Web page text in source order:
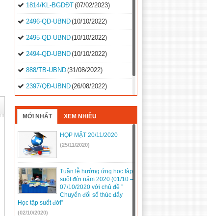
1814/KL-BGDĐT(07/02/2023)
2496-QD-UBND(10/10/2022)
2495-QD-UBND(10/10/2022)
2494-QD-UBND(10/10/2022)
888/TB-UBND(31/08/2022)
2397/QĐ-UBND(26/08/2022)
MỚI NHẤT XEM NHIỀU
HỌP MẶT 20/11/2020
(25/11/2020)
Tuần lễ hưởng ứng học tập
suốt đời năm 2020 (01/10 –
07/10/2020 với chủ đề ”
Chuyển đổi số thúc đẩy
Học tập suốt đời”
(02/10/2020)